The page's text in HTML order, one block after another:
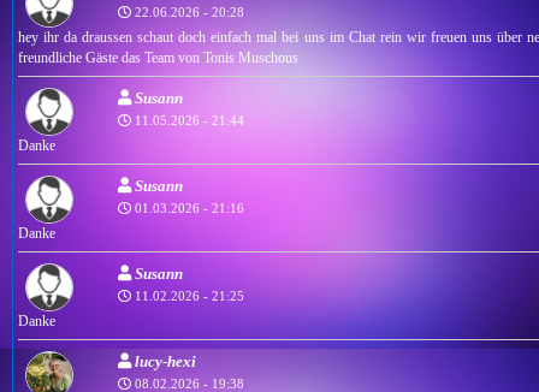
22.06.2026 - 20:28
hey ihr da draussen schaut doch einfach mal bei uns im Chat rein wir freuen uns über
freundliche Gäste das Team von Tonis Muschous
Susann
11.05.2026 - 21:44
Danke
Susann
01.03.2026 - 21:16
Danke
Susann
11.02.2026 - 21:25
Danke
lucy-hexi
08.02.2026 - 19:38